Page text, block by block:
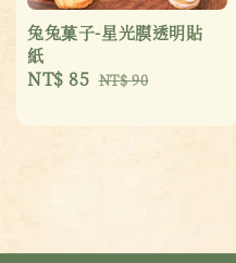
兔兔菓子-星光膜透明貼
紙
Sale
NT$ 85 Regular
NT$ 90